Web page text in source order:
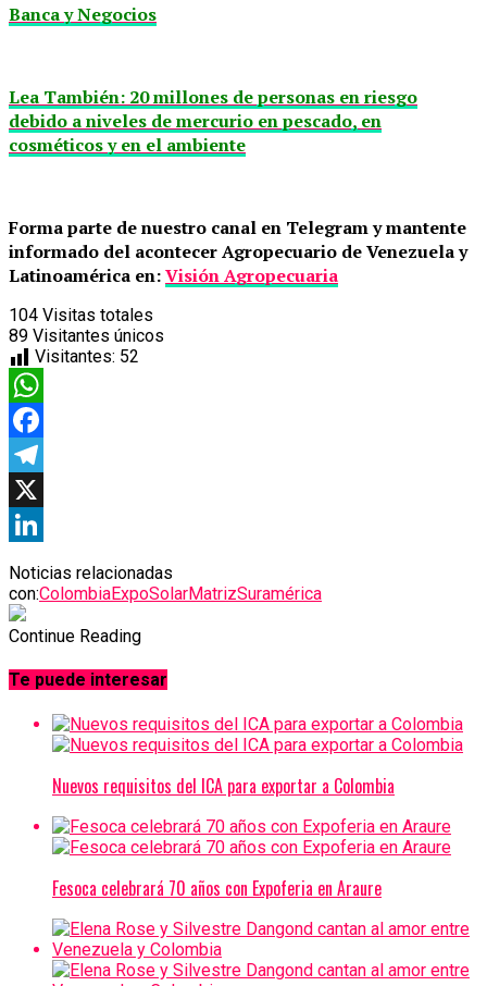
Banca y Negocios
Lea También: 20 millones de personas en riesgo
debido a niveles de mercurio en pescado, en
cosméticos y en el ambiente
Forma parte de nuestro canal en Telegram y mantente
informado del acontecer Agropecuario de Venezuela y
Latinoamérica en:Visión Agropecuaria
104 Visitas totales
89 Visitantes únicos
Visitantes: 52
WhatsApp
Facebook
Telegram
X
Noticias relacionadas
con:ColombiaExpoSolarMatrizSuramérica
Continue Reading
Te puede interesar
Nuevos requisitos del ICA para exportar a Colombia
Fesoca celebrará 70 años con Expoferia en Araure